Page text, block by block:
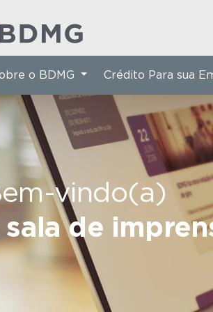
vindo(a)
sala de
o BDMG Crédito Para sua